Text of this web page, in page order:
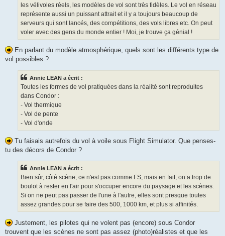
les vélivoles réels, les modèles de vol sont très fidèles. Le vol en réseau
représente aussi un puissant attrait et il y a toujours beaucoup de
serveurs qui sont lancés, des compétitions, des vols libres etc. On peut
voler avec des gens du monde entier ! Moi, je trouve ça génial !
En parlant du modèle atmosphérique, quels sont les différents type de
vol possibles ?
Annie LEAN a écrit :
Toutes les formes de vol pratiquées dans la réalité sont reproduites
dans Condor :
- Vol thermique
- Vol de pente
- Vol d'onde
Tu faisais autrefois du vol à voile sous Flight Simulator. Que penses-
tu des décors de Condor ?
Annie LEAN a écrit :
Bien sûr, côté scène, ce n'est pas comme FS, mais en fait, on a trop de
boulot à rester en l'air pour s'occuper encore du paysage et les scènes.
Si on ne peut pas passer de l'une à l'autre, elles sont presque toutes
assez grandes pour se faire des 500, 1000 km, et plus si affinités.
Justement, les pilotes qui ne volent pas (encore) sous Condor
trouvent que les scènes ne sont pas assez (photo)réalistes et que les